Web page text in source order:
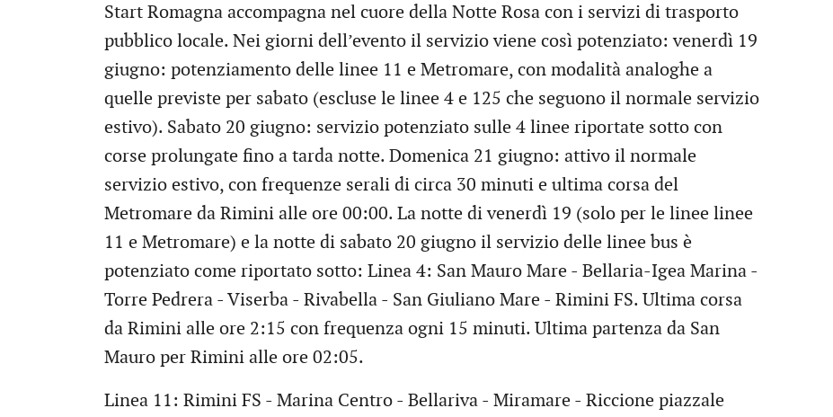
Start Romagna accompagna nel cuore della Notte Rosa con i servizi di trasporto
pubblico locale. Nei giorni dell’evento il servizio viene così potenziato: venerdì 19
giugno: potenziamento delle linee 11 e Metromare, con modalità analoghe a
quelle previste per sabato (escluse le linee 4 e 125 che seguono il normale servizio
estivo). Sabato 20 giugno: servizio potenziato sulle 4 linee riportate sotto con
corse prolungate fino a tarda notte. Domenica 21 giugno: attivo il normale
servizio estivo, con frequenze serali di circa 30 minuti e ultima corsa del
Metromare da Rimini alle ore 00:00. La notte di venerdì 19 (solo per le linee linee
11 e Metromare) e la notte di sabato 20 giugno il servizio delle linee bus è
potenziato come riportato sotto: Linea 4: San Mauro Mare - Bellaria-Igea Marina -
Torre Pedrera - Viserba - Rivabella - San Giuliano Mare - Rimini FS. Ultima corsa
da Rimini alle ore 2:15 con frequenza ogni 15 minuti. Ultima partenza da San
Mauro per Rimini alle ore 02:05.
Linea 11: Rimini FS - Marina Centro - Bellariva - Miramare - Riccione piazzale